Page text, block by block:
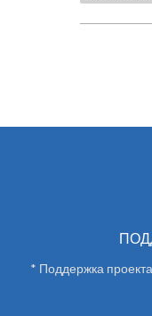
* Поддержка